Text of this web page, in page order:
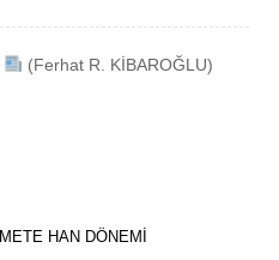
(Ferhat R. KİBAROĞLU)
METE HAN DÖNEMİ